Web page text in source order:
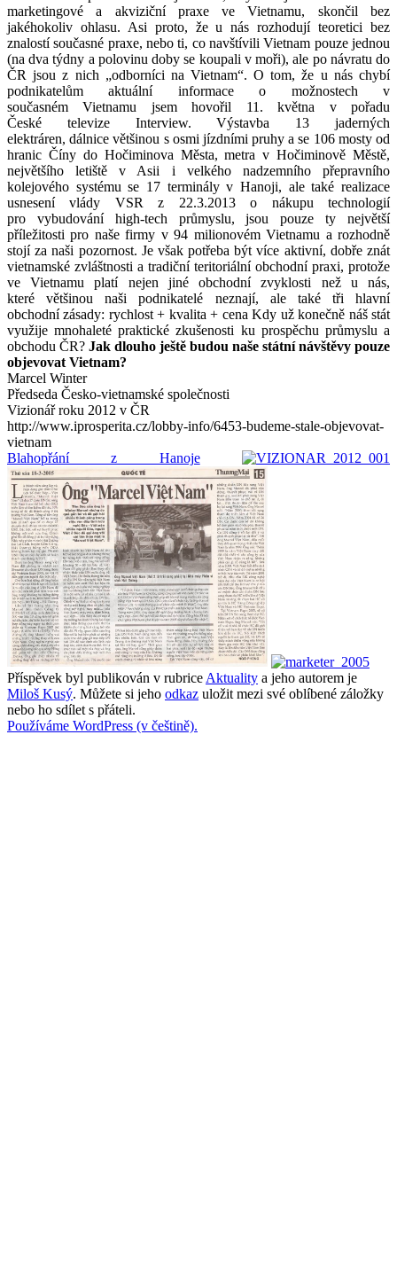
marketingové a akviziční praxe ve Vietnamu, skončil bez
jakéhokoliv ohlasu. Asi proto, že u nás rozhodují teoretici bez
znalostí současné praxe, nebo ti, co navštívili Vietnam pouze jednou
(na dva týdny a polovinu doby se koupali v moři), ale po návratu do
ČR jsou z nich „odborníci na Vietnam“. O tom, že u nás chybí
podnikatelům aktuální informace o možnostech v
současném Vietnamu jsem hovořil 11. května v pořadu
České televize Interview. Výstavba 13 jaderných
elektráren, dálnice většinou s osmi jízdními pruhy a se 106 mosty od
hranic Číny do Hočiminova Města, metra v Hočiminově Městě,
největšího letiště v Asii i velkého nadzemního přepravního
kolejového systému se 17 terminály v Hanoji, ale také realizace
usnesení vlády VSR z 22.3.2013 o nákupu technologií
pro vybudování high-tech průmyslu, jsou pouze ty největší
příležitosti pro naše firmy v 94 milionovém Vietnamu a rozhodně
stojí za naši pozornost. Je však potřeba být více aktivní, dobře znát
vietnamské zvláštnosti a tradiční teritoriální obchodní praxi, protože
ve Vietnamu platí nejen jiné obchodní zvyklosti než u nás,
které většinou naši podnikatelé neznají, ale také tři hlavní
obchodní zásady: rychlost + kvalita + cena Kdy už konečně náš stát
využije mnohaleté praktické zkušenosti ku prospěchu průmyslu a
obchodu ČR? Jak dlouho ještě budou naše státní návštěvy pouze
objevovat Vietnam?
Marcel Winter
Předseda Česko-vietnamské společnosti
Vizionář roku 2012 v ČR
http://www.iprosperita.cz/lobby-info/6453-budeme-stale-objevovat-
vietnam
Blahopřání z Hanoje
Příspěvek byl publikován v rubriceAktuality a jeho autorem je
Miloš Kusý. Můžete si jeho odkaz uložit mezi své oblíbené záložky
nebo ho sdílet s přáteli.
Používáme WordPress (v češtině).